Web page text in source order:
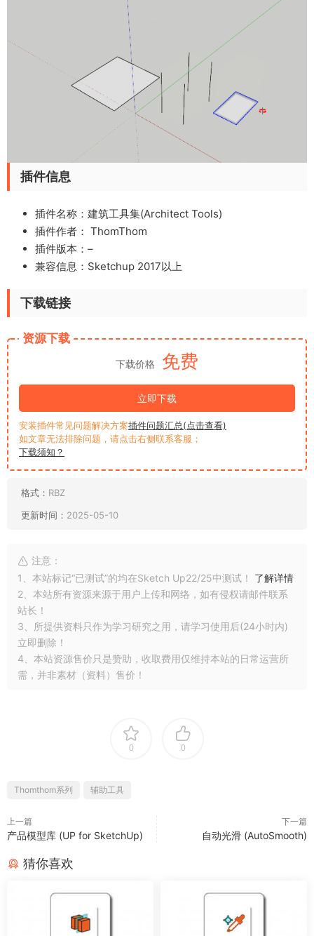
插件信息
插件名称：建筑工具集(Architect Tools)
插件作者： ThomThom
插件版本：–
兼容信息：Sketchup 2017以上
下载链接
资源下载
下载价格 免费
立即下载
安装插件常见问题解决方案插件问题汇总(点击查看)
如文章无法排除问题，请点击右侧联系客服；
下载须知？
格式： RBZ
更新时间： 2025-05-10
注意：
1、本站标记“已测试”的均在Sketch Up22/25中测试！ 了解详情
2、本站所有资源来源于用户上传和网络，如有侵权请邮件联系
站长！
3、所提供资料只作为学习研究之用，请学习使用后(24小时内)
立即删除！
4、本站资源售价只是赞助，收取费用仅维持本站的日常运营所
需，并非素材（资料）售价！
0 0
Thomthom系列 辅助工具
上一篇
产品模型库 (UP for SketchUp)
下一篇
自动光滑 (AutoSmooth)
猜你喜欢